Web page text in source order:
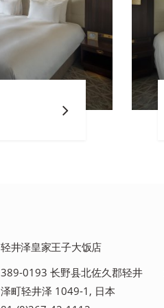
轻井泽皇家王子大饭店
389-0193 长野县北佐久郡轻井
泽町轻井泽 1049-1, 日本